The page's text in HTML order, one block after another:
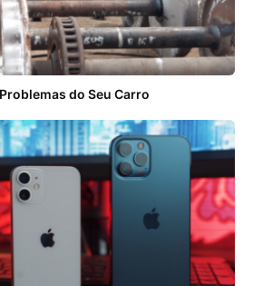
do Seu Carro